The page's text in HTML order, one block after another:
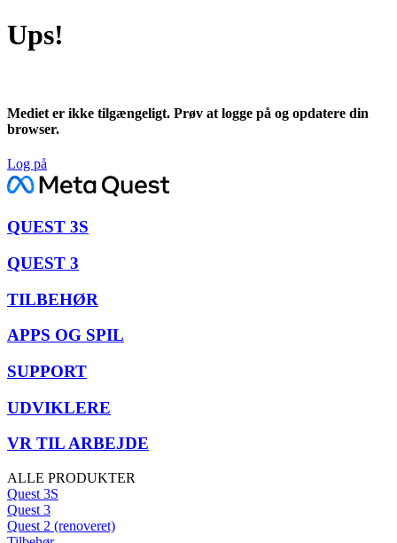
Ups!
Mediet er ikke tilgængeligt. Prøv at logge på og opdatere din
browser.
Log på
QUEST 3S
QUEST 3
TILBEHØR
APPS OG SPIL
SUPPORT
UDVIKLERE
VR TIL ARBEJDE
ALLE PRODUKTER
Quest 3S
Quest 3
Quest 2 (renoveret)